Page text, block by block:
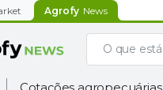
Agrofy News